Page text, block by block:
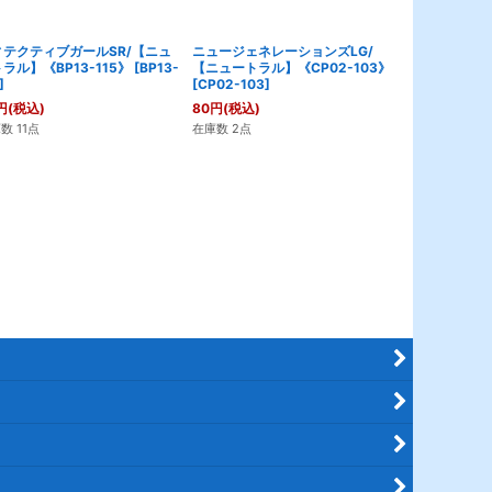
テクティブガールSR/【ニュ
ル】《BP13-115》
[BP13-
(税込)
11点
ニュージェネレーションズLG/
【ニュートラル】《CP02-103》
[CP02-103]
80円(税込)
在庫数 2点